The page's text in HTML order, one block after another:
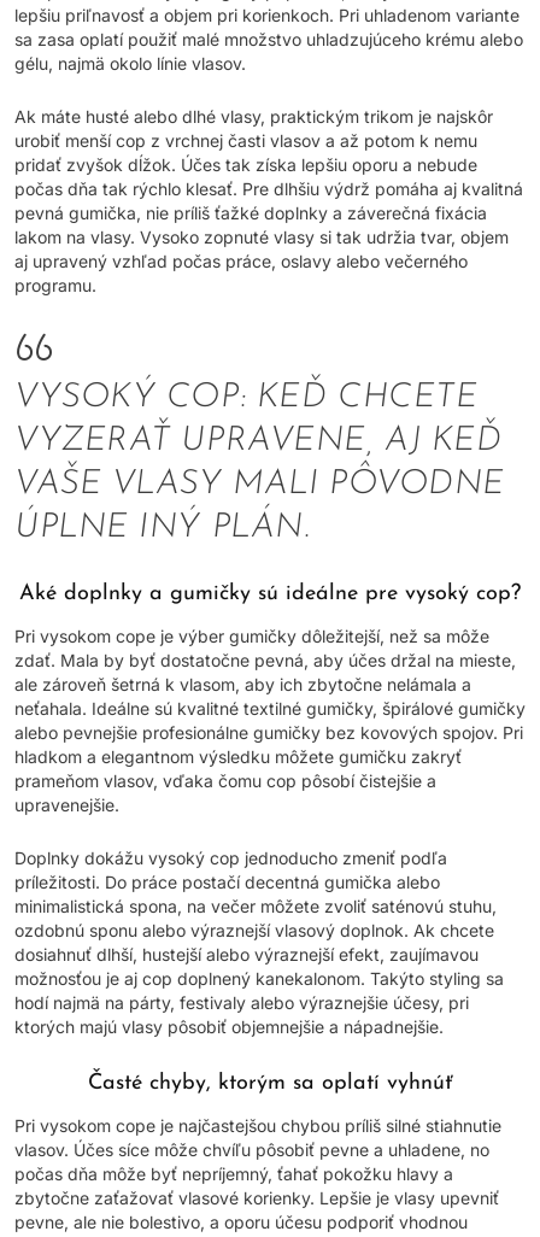
lepšiu priľnavosť a objem pri korienkoch. Pri uhladenom variante
sa zasa oplatí použiť malé množstvo uhladzujúceho krému alebo
gélu, najmä okolo línie vlasov.
Ak máte husté alebo dlhé vlasy, praktickým trikom je najskôr
urobiť menší cop z vrchnej časti vlasov a až potom k nemu
pridať zvyšok dĺžok. Účes tak získa lepšiu oporu a nebude
počas dňa tak rýchlo klesať. Pre dlhšiu výdrž pomáha aj kvalitná
pevná gumička, nie príliš ťažké doplnky a záverečná fixácia
lakom na vlasy. Vysoko zopnuté vlasy si tak udržia tvar, objem
aj upravený vzhľad počas práce, oslavy alebo večerného
programu.
VYSOKÝ COP: KEĎ CHCETE
VYZERAŤ UPRAVENE, AJ KEĎ
VAŠE VLASY MALI PÔVODNE
ÚPLNE INÝ PLÁN.
Aké doplnky a gumičky sú ideálne pre vysoký cop?
Pri vysokom cope je výber gumičky dôležitejší, než sa môže
zdať. Mala by byť dostatočne pevná, aby účes držal na mieste,
ale zároveň šetrná k vlasom, aby ich zbytočne nelámala a
neťahala. Ideálne sú kvalitné textilné gumičky, špirálové gumičky
alebo pevnejšie profesionálne gumičky bez kovových spojov. Pri
hladkom a elegantnom výsledku môžete gumičku zakryť
prameňom vlasov, vďaka čomu cop pôsobí čistejšie a
upravenejšie.
Doplnky dokážu vysoký cop jednoducho zmeniť podľa
príležitosti. Do práce postačí decentná gumička alebo
minimalistická spona, na večer môžete zvoliť saténovú stuhu,
ozdobnú sponu alebo výraznejší vlasový doplnok. Ak chcete
dosiahnuť dlhší, hustejší alebo výraznejší efekt, zaujímavou
možnosťou je aj cop doplnený kanekalonom. Takýto styling sa
hodí najmä na párty, festivaly alebo výraznejšie účesy, pri
ktorých majú vlasy pôsobiť objemnejšie a nápadnejšie.
Časté chyby, ktorým sa oplatí vyhnúť
Pri vysokom cope je najčastejšou chybou príliš silné stiahnutie
vlasov. Účes síce môže chvíľu pôsobiť pevne a uhladene, no
počas dňa môže byť nepríjemný, ťahať pokožku hlavy a
zbytočne zaťažovať vlasové korienky. Lepšie je vlasy upevniť
pevne, ale nie bolestivo, a oporu účesu podporiť vhodnou